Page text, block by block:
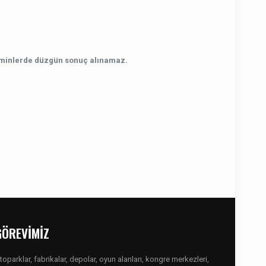
düzgün sonuç alınamaz.
fabrikalar, depolar, oyun alanları, kongre merkezleri,